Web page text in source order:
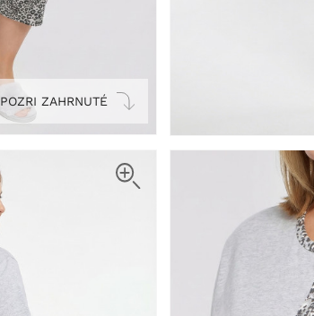
POZRI ZAHRNUTÉ